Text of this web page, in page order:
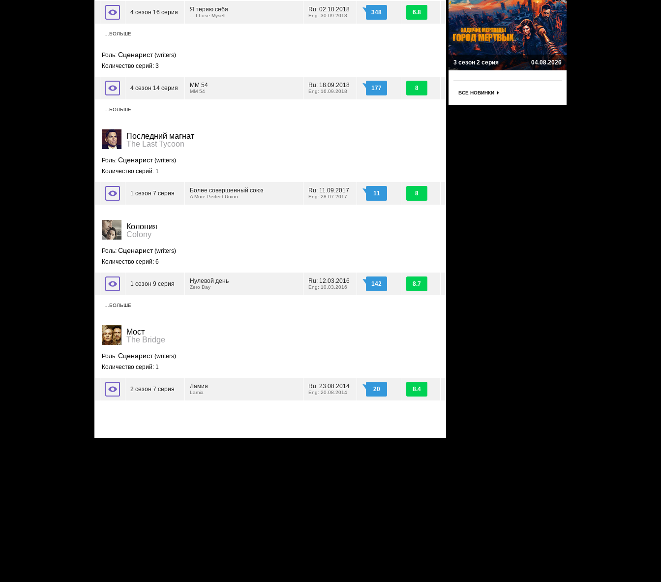
4 сезон 16 серия Я теряю себя
... I Lose Myself
Ru: 02.10.2018
Eng: 30.09.2018 348 6.8
…БОЛЬШЕ
Роль: Сценарист(writers)
Количество серий: 3
4 сезон 14 серия ММ 54
MM 54
Ru: 18.09.2018
Eng: 16.09.2018 177 8
…БОЛЬШЕ
Последний магнат
The Last Tycoon
Роль: Сценарист(writers)
Количество серий: 1
1 сезон 7 серия Более совершенный союз
A More Perfect Union
Ru: 11.09.2017
Eng: 28.07.2017 11 8
Колония
Colony
Роль: Сценарист(writers)
Количество серий: 6
1 сезон 9 серия Нулевой день
Zero Day
Ru: 12.03.2016
Eng: 10.03.2016 142 8.7
…БОЛЬШЕ
Мост
The Bridge
Роль: Сценарист(writers)
Количество серий: 1
2 сезон 7 серия Ламия
Lamia
Ru: 23.08.2014
Eng: 20.08.2014 20 8.4
3 сезон 2 серия 04.08.2026
ВСЕ НОВИНКИ